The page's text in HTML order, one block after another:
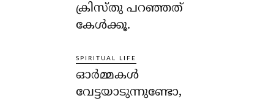
ക്രിസ്തു പറഞ്ഞത്
കേള്‍ക്കൂ.
SPIRITUAL LIFE
ഓര്‍മ്മകള്‍
വേട്ടയാടുന്നുണ്ടോ,